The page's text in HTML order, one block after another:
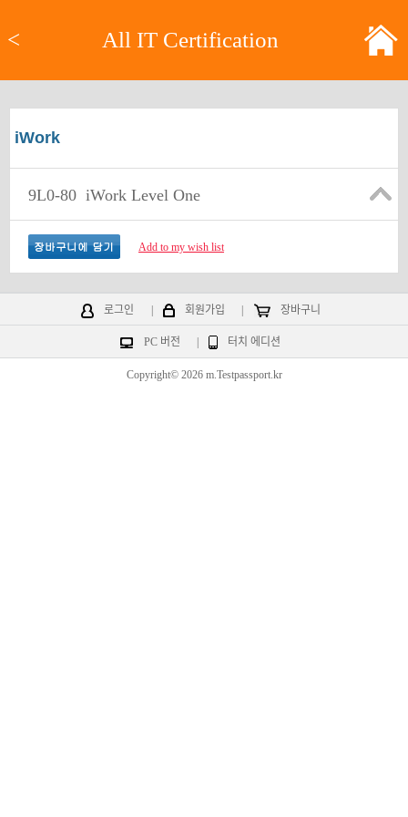
< All IT Certification
iWork
9L0-80 iWork Level One
Add to my wish list
로그인 회원가입 장바구니
PC 버전 터치 에디션
Copyright© 2026 m.Testpassport.kr